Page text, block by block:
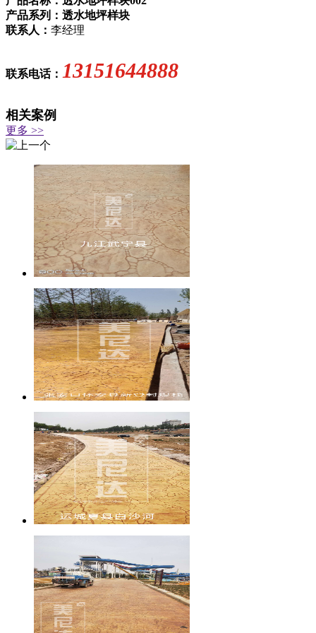
产品系列：透水地坪样块
联系人： 李经理
联系电话： 13151644888
相关案例
更多 >>